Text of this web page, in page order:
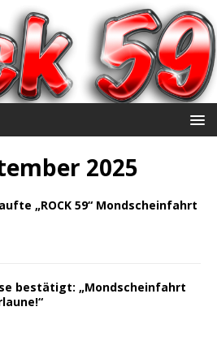
2025
„ROCK 59“ Mondscheinfahrt
bestätigt: „Mondscheinfahrt